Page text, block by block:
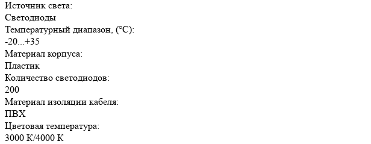
Источник света:
Светодиоды
Температурный диапазон, (°C):
-20...+35
Материал корпуса:
Пластик
Количество светодиодов:
200
Материал изоляции кабеля:
ПВХ
Цветовая температура:
3000 К/4000 К